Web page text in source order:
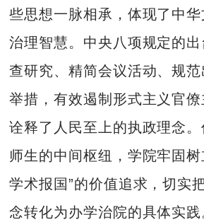
些思想一脉相承，体现了中
治理智慧。中央八项规定的
查研究、精简会议活动、规
举措，有效遏制形式主义官
诠释了人民至上的执政理念
师生的中间枢纽，学院牢固树
学术报国”的价值追求，切实
念转化为办学治院的具体实践